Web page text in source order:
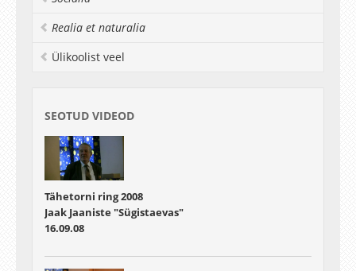
Realia et naturalia
Ülikoolist veel
SEOTUD VIDEOD
Tähetorni ring 2008
Jaak Jaaniste "Sügistaevas"
16.09.08